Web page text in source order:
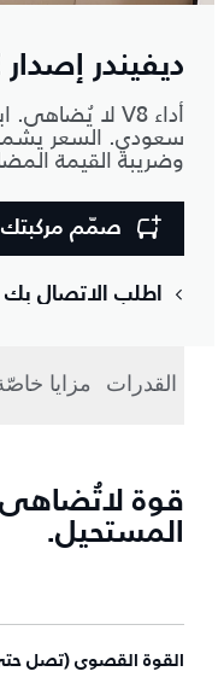
ديفيندر إصدار
وضريبة القيمة المضافة
صمّم مركبتك
اطلب الاتصال بك
القدرات مزايا
قوة
المستحيل.
القوة القصوى (تصل